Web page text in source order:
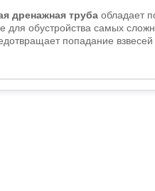
дренажная труба обладает
для обустройства самых
попадание взвесей